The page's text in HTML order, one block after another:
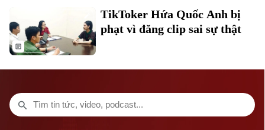
Tòa soạn Tòa soạn
TikToker Hứa Quốc Anh bị
phạt vì đăng clip sai sự thật